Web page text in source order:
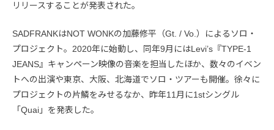
リリースすることが発表された。
SADFRANKはNOT WONKの加藤修平（Gt. / Vo.）によるソロ・
プロジェクト。2020年に始動し、同年9月にはLevi’s『TYPE-1
JEANS』キャンペーン映像の音楽を担当したほか、数々のイベン
トへの出演や東京、大阪、北海道でソロ・ツアーも開催。徐々に
プロジェクトの片鱗をみせるなか、昨年11月に1stシングル
「Quai」を発表した。